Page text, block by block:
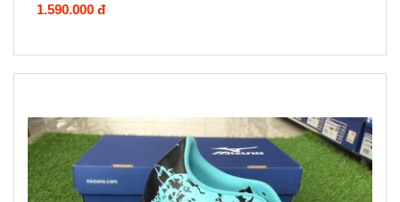
1.590.000 đ